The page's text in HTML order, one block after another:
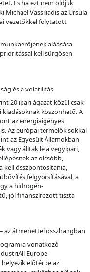
És ha ezt nem oldjuk
Michael Vassiliadis az Ursula
vezetőkkel folytatott
aláásása
kell sürgősen
és a volatilitás
20 ipari ágazat közül csak
kiadásoknak köszönhető. A
az energiaigényes
Az európai termelők sokkal
az Egyesült Államokban
vagy álltak le a vegyipari,
az olcsóbb,
kell összpontosítania,
felgyorsításával, a
a hidrogén-
jól finanszírozott tiszta
az átmenettel összhangban
vonatkozó
Europe
előtérbe az